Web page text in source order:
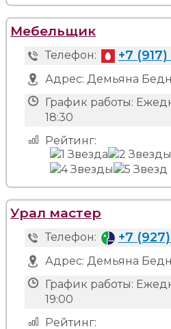
Мебельщик
Телефон: +7
Адрес: Демьяна
График работы:
18:30
Рейтинг:
Урал мастер
Телефон: +7
Адрес: Демьяна
График работы:
19:00
Рейтинг: